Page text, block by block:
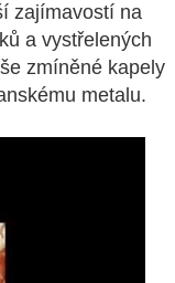
zajímavostí na
a vystřelených
zmíněné kapely
metalu.